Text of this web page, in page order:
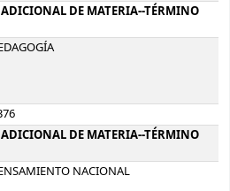
ADICIONAL DE MATERIA--TÉRMINO
ADICIONAL DE MATERIA--TÉRMINO
NACIONAL